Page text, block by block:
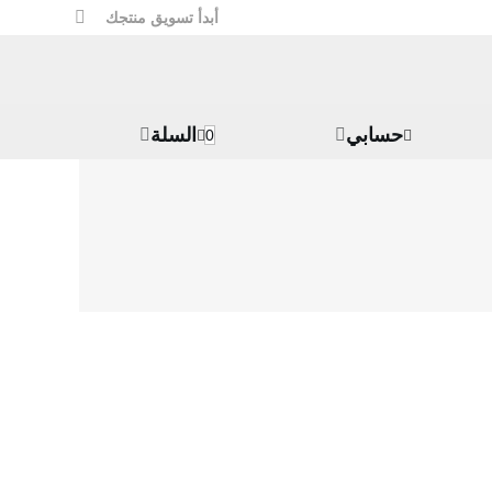
أبدأ تسويق منتجك
0 السلة حسابي